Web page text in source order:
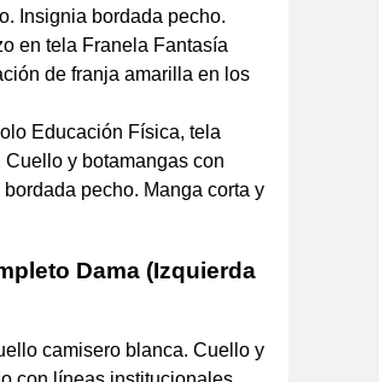
Insignia bordada pecho.
en tela Franela Fantasía
de franja amarilla en los
Educación Física, tela
Cuello y botamangas con
pecho. Manga corta y
Dama (Izquierda
camisero blanca. Cuello y